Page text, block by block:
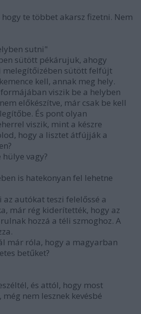
te többet akarsz fizetni. Nem
sutni"
sütött pékárujuk, ahogy
melegítőizében sütött felfújt
kell, annak meg hely.
viszik be a helyben
előkészítve, már csak be kell
És pont olyan
viszik, mint a készre
hogy a lisztet átfújják a
vagy?
is hatekonyan fel lehetne
az autókat teszi felelőssé a
már rég kiderítették, hogy az
hozzá a téli szmoghoz. A
már róla, hogy a magyarban
betűket?
és attól, hogy most
nem lesznek kevésbé